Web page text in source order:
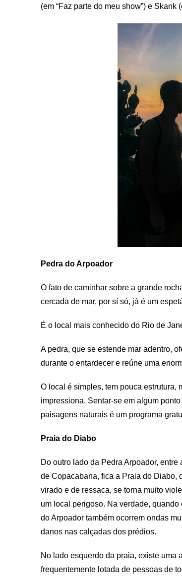
(em “Faz parte do meu show”) e Skank
Pedra do Arpoador
O fato de caminhar sobre a grande
cercada de mar, por sí só, já é um
É o local mais conhecido do Rio de
A pedra, que se estende mar adentro,
durante o entardecer e reúne uma
O local é simples, tem pouca estrutura,
impressiona. Sentar-se em algum
paisagens naturais é um programa
Praia do Diabo
Do outro lado da Pedra Arpoador,
de Copacabana, fica a Praia do Diabo,
virado e de ressaca, se torna muito
um local perigoso. Na verdade,
do Arpoador também ocorrem ondas
danos nas calçadas dos prédios.
No lado esquerdo da praia, existe uma
frequentemente lotada de pessoas de